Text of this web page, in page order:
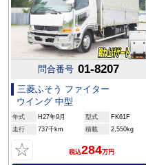
問合番号 01-8207
三菱ふそう ファイター
ウイング 中型
年式 H27年9月 型式
FK61F
走行
737千km 積載 2,550kg
☆ 税込284万円